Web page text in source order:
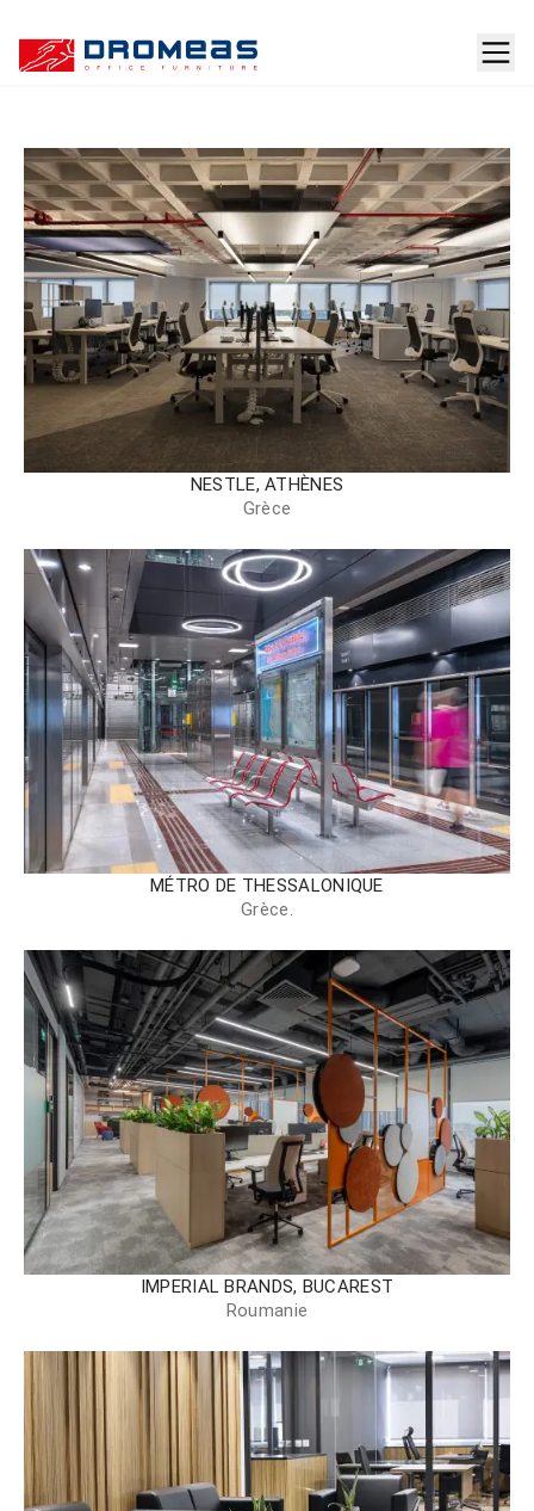
B2Bportal ΕCportal
NESTLE, ATHÈNES
Grèce
MÉTRO DE THESSALONIQUE
Grèce.
IMPERIAL BRANDS, BUCAREST
Roumanie